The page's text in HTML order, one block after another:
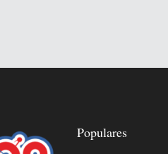
Populares